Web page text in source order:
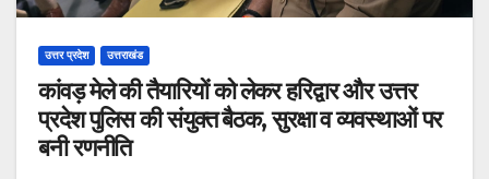
उत्तर प्रदेश उत्तराखंड
कांवड़ मेले की तैयारियों को लेकर हरिद्वार और उत्तर
प्रदेश पुलिस की संयुक्त बैठक, सुरक्षा व व्यवस्थाओं पर
बनी रणनीति